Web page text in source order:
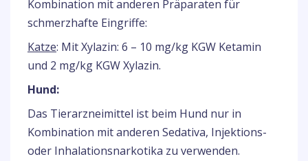
Kombination mit anderen Präparaten für
schmerzhafte Eingriffe:
Katze: Mit Xylazin: 6 – 10 mg/kg KGW Ketamin
und 2 mg/kg KGW Xylazin.
Hund:
Das Tierarzneimittel ist beim Hund nur in
Kombination mit anderen Sedativa, Injektions-
oder Inhalationsnarkotika zu verwenden.